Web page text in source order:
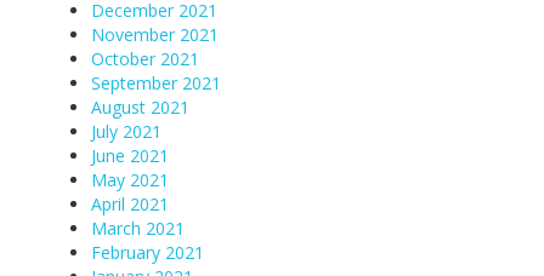
December 2021
November 2021
October 2021
September 2021
August 2021
July 2021
June 2021
May 2021
April 2021
March 2021
February 2021